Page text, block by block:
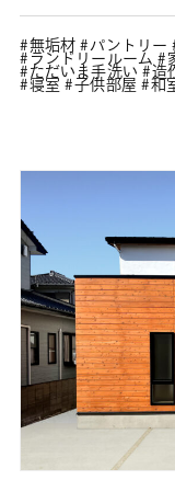
無垢材 パントリー
ランドリールーム
ただいま手洗い
造
寝室
子供部屋 和